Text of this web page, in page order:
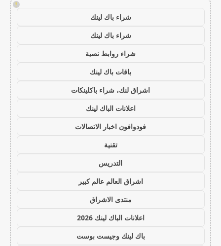
!
شراء باك لينك
شراء باك لينك
شراء روابط نصية
باقات باك لينك
اشراق لنك، شراء باكلينكات
اعلانات الباك لينك
فودوافون اخبار الاتصالات
تقنية
التدريس
اشراق العالم عالم كبير
منتدى الاشراق
اعلانات الباك لينك 2026
باك لينك وجيست بوست